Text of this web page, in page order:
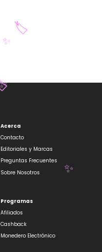
Acerca
Contacto
Editoriales y Marcas
Preguntas Frecuentes
Sobre Nosotros
Programas
Afiliados
Cashback
Monedero Electrónico
🏷️
✨
✨
🏷️